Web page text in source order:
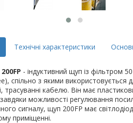
Технічні характеристики
- індуктивний щуп із фільтром
спільно з якими використовується
трасуванні кабелю. Він має
можливості регулювання
сигналу, щуп 200FP має
приміщенні.